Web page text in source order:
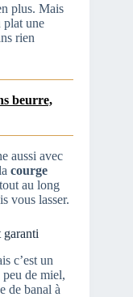
plus. Mais
plat une
rien
beurre,
aussi avec
courge
au long
vous lasser.
garanti
c’est un
de miel,
de banal à